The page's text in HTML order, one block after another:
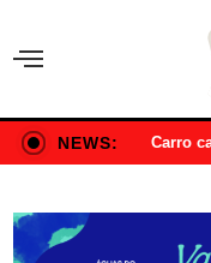
NEWS: Carro